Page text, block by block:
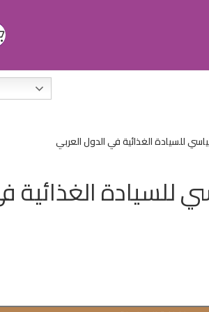
للسيادة الغذائية في الدول العربي
للسيادة الغذائية